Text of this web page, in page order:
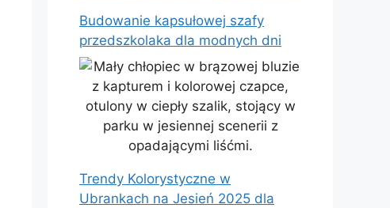
Budowanie kapsułowej szafy
przedszkolaka dla modnych dni
Trendy Kolorystyczne w
Ubrankach na Jesień 2025 dla